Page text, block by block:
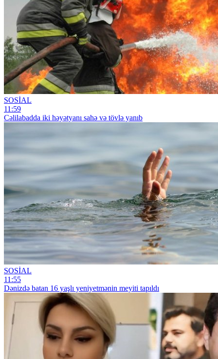
SOSİAL
11:59
Cəlilabadda iki həyətyanı sahə və tövlə yanıb
SOSİAL
11:55
Dənizdə batan 16 yaşlı yeniyetmənin meyiti tapıldı